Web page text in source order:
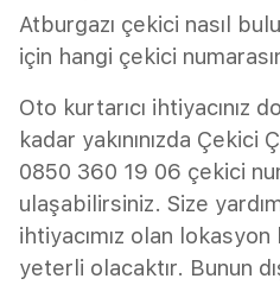
Atburgazı çekici nasıl
için hangi çekici
Oto kurtarıcı ihtiyacınız
kadar yakınınızda Çekici
0850 360 19 06 çekici
ulaşabilirsiniz. Size
ihtiyacımız olan
yeterli olacaktır. Bunun